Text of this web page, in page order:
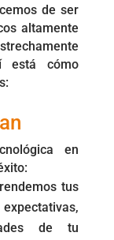
de ser
altamente
está cómo
en
tus
de tu